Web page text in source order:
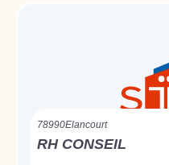
78990Elancourt
RH CONSEIL